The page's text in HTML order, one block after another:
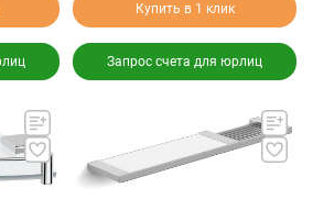
Купить в 1 клик
Запрос счета для юрлиц